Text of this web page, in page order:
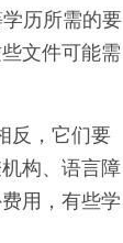
历所需的要
文件可能需
反，它们要
构、语言障
用，有些学